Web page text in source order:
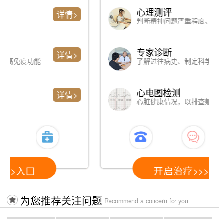
心理测评
判断精神问题严重程度、简单便捷
详情>
专家诊断
了解过往病史、制定科学检测方案
详情>
心电图检测
心脏健康情况，以排查躯体性因素
详情>
开启治疗>>>>入口
为您推荐关注问题 Recommend a concern for you